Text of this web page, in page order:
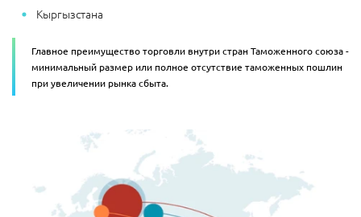
Кыргызстана
Главное преимущество торговли внутри стран Таможенного союза -
минимальный размер или полное отсутствие таможенных пошлин
при увеличении рынка сбыта.